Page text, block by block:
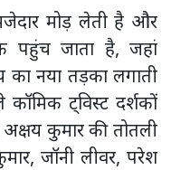
मोड़ लेती है और
पहुंच जाता है, जहां
का नया तड़का लगाती
ट्विस्ट दर्शकों
कुमार की तोतली
जॉनी लीवर, परेश